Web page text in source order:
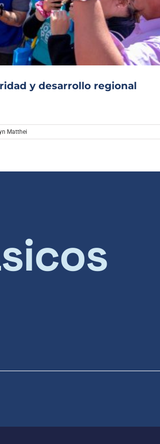
Archivo Sonoro
y desarrollo regional
Matthei